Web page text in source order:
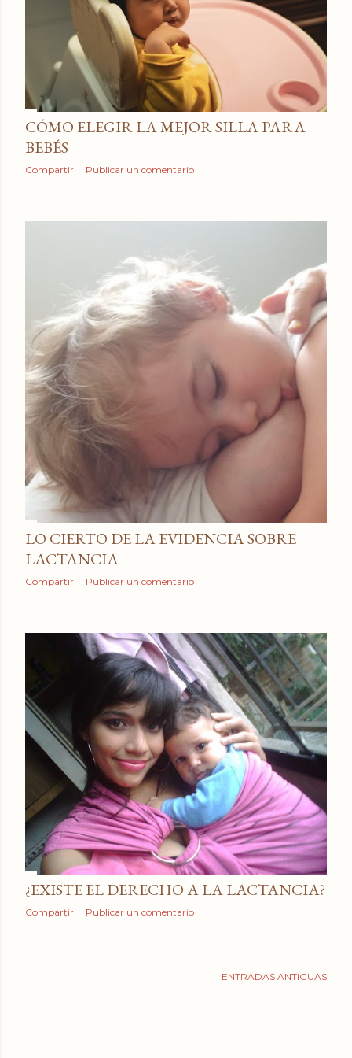
CÓMO ELEGIR LA MEJOR SILLA PARA
BEBÉS
Compartir Publicar un comentario
LO CIERTO DE LA EVIDENCIA SOBRE
LACTANCIA
Compartir Publicar un comentario
¿EXISTE EL DERECHO A LA LACTANCIA?
Compartir Publicar un comentario
ENTRADAS ANTIGUAS